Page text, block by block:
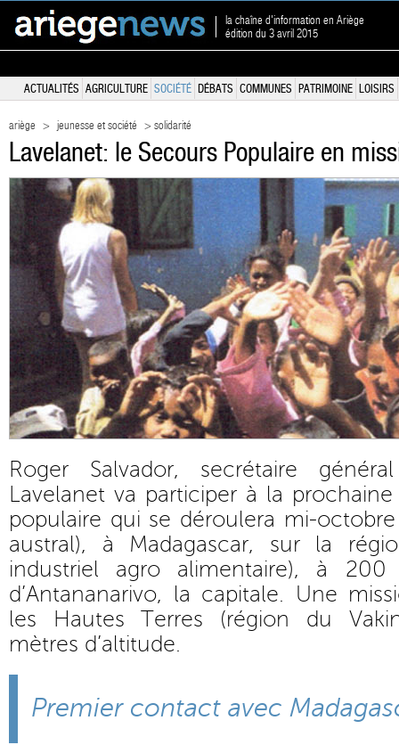
la chaîne d'information en Ariège
édition du 3 avril 2015
ACTUALITÉS AGRICULTURE SOCIÉTÉ DÉBATS COMMUNES PATRIMOINE LOISIRS
ariège > jeunesse et société > solidarité
Lavelanet: le Secours Populaire en
Roger Salvador, secrétaire
Lavelanet va participer à la
populaire qui se déroulera mi-
austral), à Madagascar, sur la
industriel agro alimentaire), à
d’Antananarivo, la capitale. Une
les Hautes Terres (région du
mètres d’altitude.
Premier contact avec